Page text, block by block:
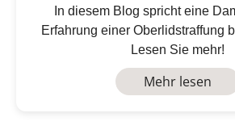
In diesem Blog spricht eine
Erfahrung einer Oberlidstraffung
Lesen Sie mehr!
Mehr lesen